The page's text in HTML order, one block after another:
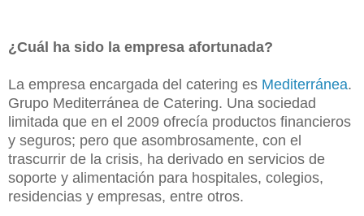
¿Cuál ha sido la empresa afortunada?
La empresa encargada del catering es Mediterránea.
Grupo Mediterránea de Catering. Una sociedad
limitada que en el 2009 ofrecía productos financieros
y seguros; pero que asombrosamente, con el
trascurrir de la crisis, ha derivado en servicios de
soporte y alimentación para hospitales, colegios,
residencias y empresas, entre otros.